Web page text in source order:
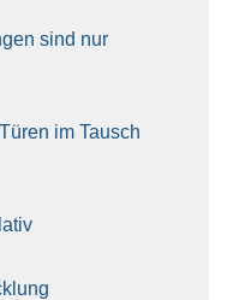
sind nur
im Tausch